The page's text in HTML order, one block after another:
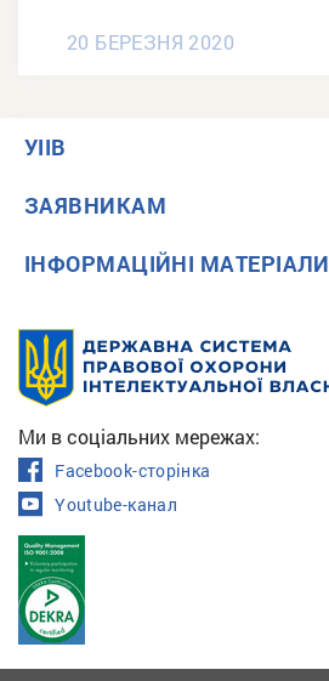
20 БЕРЕЗНЯ 2020
УІІВ
ЗАЯВНИКАМ
ІНФОРМАЦІЙНІ МАТЕРІАЛИ
Ми в соціальних мережах:
Facebook-сторінка
Youtube-канал